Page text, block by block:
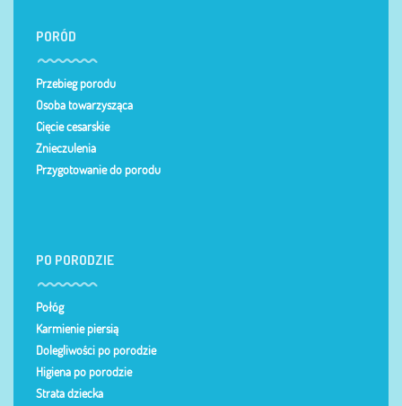
PORÓD
Przebieg porodu
Osoba towarzysząca
Cięcie cesarskie
Znieczulenia
Przygotowanie do porodu
PO PORODZIE
Połóg
Karmienie piersią
Dolegliwości po porodzie
Higiena po porodzie
Strata dziecka